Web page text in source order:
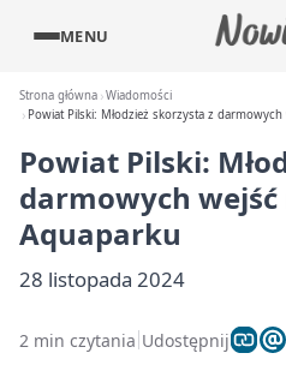
MENU
Strona główna Wiadomości
Powiat Pilski: Młodzież skorzysta z
Powiat Pilski:
darmowych
Aquaparku
28 listopada 2024
2 min czytania Udostępnij